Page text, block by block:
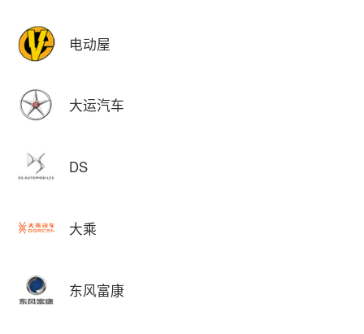
电动屋
大运汽车
DS
大乘
东风富康